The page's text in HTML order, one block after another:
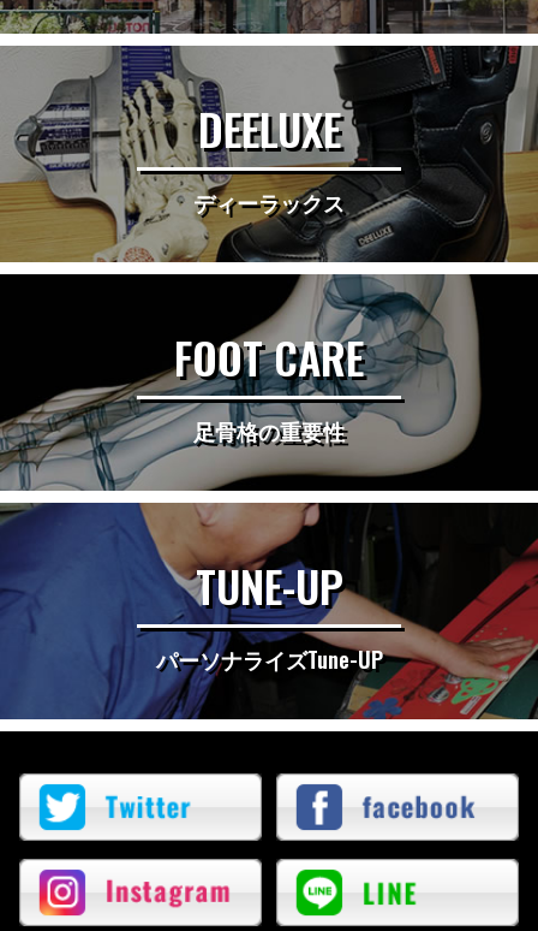
DEELUXE
ディーラックス
FOOT CARE
足骨格の重要性
TUNE-UP
パーソナライズTune-UP